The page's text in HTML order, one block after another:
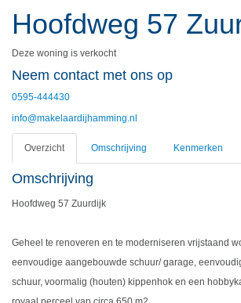
Hoofdweg 57
Deze woning is verkocht
Neem contact met ons op
0595-444430
info@makelaardijhamming.nl
Overzicht Omschrijving Kenmerken
Omschrijving
Hoofdweg 57 Zuurdijk
Geheel te renoveren en te moderniseren vrijstaand
eenvoudige aangebouwde schuur/ garage,
schuur, voormalig (houten) kippenhok en een